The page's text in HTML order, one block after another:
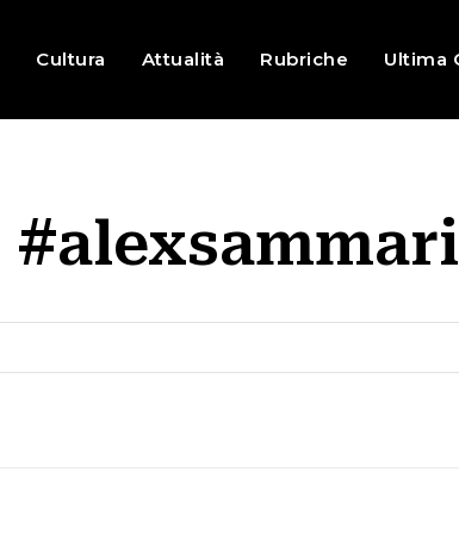
Cultura Attualità Rubriche Ultima